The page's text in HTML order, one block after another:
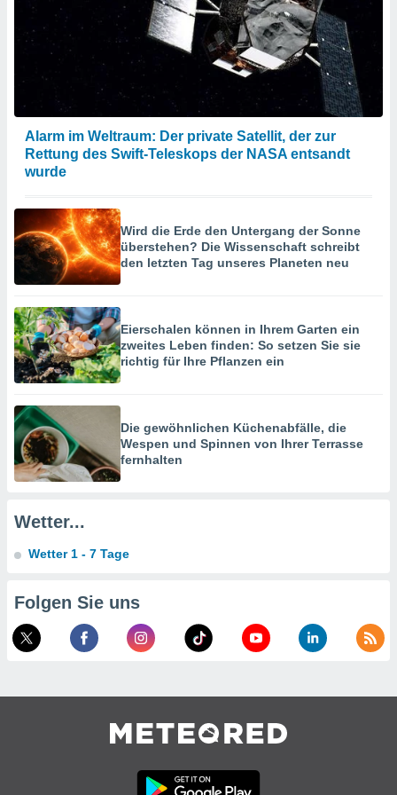
oder
auf
zur
zur
von
von
Alarm im Weltraum: Der private Satellit, der zur
Rettung des Swift-Teleskops der NASA entsandt
wurde
Wird die Erde den Untergang der Sonne
überstehen? Die Wissenschaft schreibt
den letzten Tag unseres Planeten neu
Eierschalen können in Ihrem Garten ein
zweites Leben finden: So setzen Sie sie
richtig für Ihre Pflanzen ein
Die gewöhnlichen Küchenabfälle, die
Wespen und Spinnen von Ihrer Terrasse
fernhalten
Wetter...
Wetter 1 - 7 Tage
Folgen Sie uns